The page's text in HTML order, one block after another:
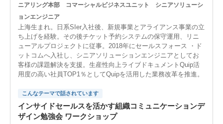
ニアリング本部 コマーシャルビジネスユニット シニアソリューシ
ョンエンジニア
上海生まれ。日系SIer入社後、新規事業とアライアンス事業の立
ち上げを経験。その後チケット予約システムの保守運用、リニ
ューアルプロジェクトに従事。2018年にセールスフォース ・ド
ットコムへ入社し、シニアソリューションエンジニアとしてお
客様の課題解決を支援。生産性向上ライブドキュメントQuip活
用度の高い社員TOP1％としてQuipを活用した業務改革を推進。
こんなテーマで話されています
インサイドセールスを活かす組織コミュニケーションデ
ザイン勉強会 ワークショップ